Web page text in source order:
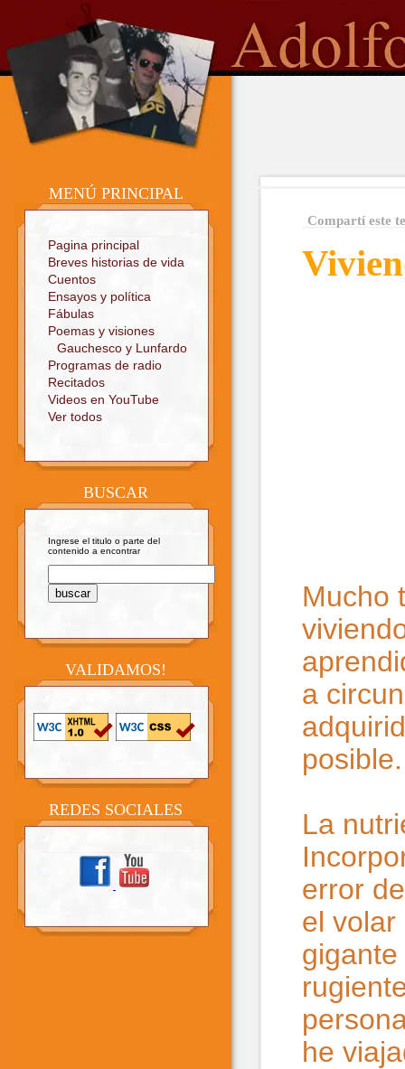
Sitio oficial
MENÚ PRINCIPAL
Pagina principal
Breves historias de vida
Cuentos
Ensayos y política
Fábulas
Poemas y visiones
Gauchesco y Lunfardo
Programas de radio
Recitados
Videos en YouTube
Ver todos
BUSCAR
Ingrese el titulo o parte del
contenido a encontrar
VALIDAMOS!
REDES SOCIALES
Compartí este
Mucho
a
posible.
La
error
el volar
he